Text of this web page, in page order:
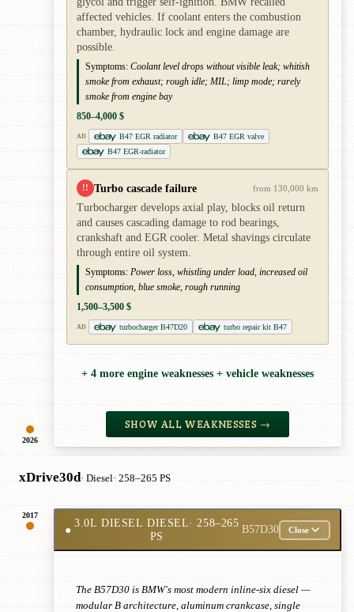
2026
affected vehicles. If coolant enters the combustion
chamber, hydraulic lock and engine damage are
possible.
Symptoms: Coolant level drops without visible leak; whitish
smoke from exhaust; rough idle; MIL; limp mode; rarely
smoke from engine bay
850–4,000 $
AD B47 EGR radiator
B47 EGR valve
B47 EGR-radiator
!! Turbo cascade failure from 130,000 km
Turbocharger develops axial play, blocks oil return
and causes cascading damage to rod bearings,
crankshaft and EGR cooler. Metal shavings circulate
through entire oil system.
Symptoms: Power loss, whistling under load, increased oil
consumption, blue smoke, rough running
1,500–3,500 $
AD turbocharger B47D20 turbo repair kit B47
+ 4 more engine weaknesses + vehicle weaknesses
SHOW ALL WEAKNESSES →
xDrive30d· Diesel· 258–265 PS
2017
●
3.0L DIESEL DIESEL· 258–265
PS
B57D30 Close
The B57D30 is BMW's most modern inline-six diesel —
modular B architecture, aluminum crankcase, single